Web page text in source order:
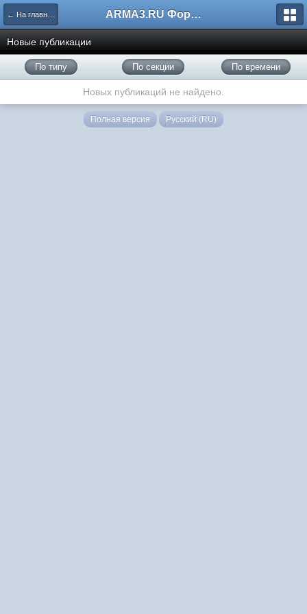
← На главную ARMA3.RU Форум
Новые публикации
По типу По секции По времени
Новых публикаций не найдено.
Полная версия Русский (RU)